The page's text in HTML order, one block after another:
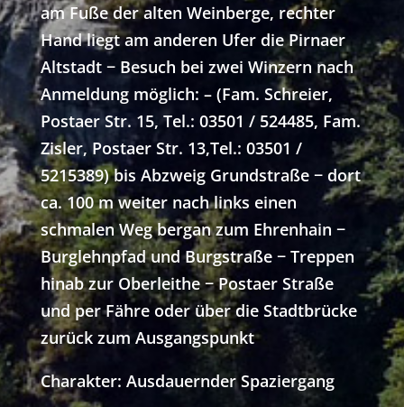
am Fuße der alten Weinberge, rechter
Hand liegt am anderen Ufer die Pirnaer
Altstadt − Besuch bei zwei Winzern nach
Anmeldung möglich: – (Fam. Schreier,
Postaer Str. 15, Tel.: 03501 / 524485, Fam.
Zisler, Postaer Str. 13,Tel.: 03501 /
5215389) bis Abzweig Grundstraße − dort
ca. 100 m weiter nach links einen
schmalen Weg bergan zum Ehrenhain −
Burglehnpfad und Burgstraße − Treppen
hinab zur Oberleithe − Postaer Straße
und per Fähre oder über die Stadtbrücke
zurück zum Ausgangspunkt
Charakter: Ausdauernder Spaziergang